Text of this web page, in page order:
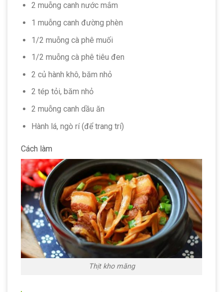
2 muỗng canh nước mắm
1 muỗng canh đường phèn
1/2 muỗng cà phê muối
1/2 muỗng cà phê tiêu đen
2 củ hành khô, băm nhỏ
2 tép tỏi, băm nhỏ
2 muỗng canh dầu ăn
Hành lá, ngò rí (để trang trí)
Cách làm
Thịt kho măng